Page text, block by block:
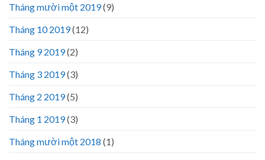
Tháng mười một 2019(9)
Tháng 10 2019(12)
Tháng 9 2019(2)
Tháng 3 2019(3)
Tháng 2 2019(5)
Tháng 1 2019(3)
Tháng mười một 2018 (1)